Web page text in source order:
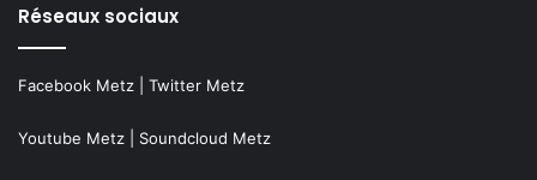
Réseaux sociaux
Facebook Metz Twitter Metz
Youtube Metz Soundcloud Metz